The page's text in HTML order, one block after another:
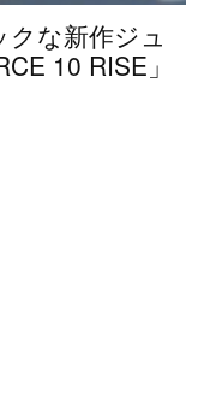
クな新作ジュ
10 RISE」